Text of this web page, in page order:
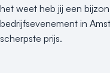
het weet heb jij een
bedrijfsevenement in
scherpste prijs.